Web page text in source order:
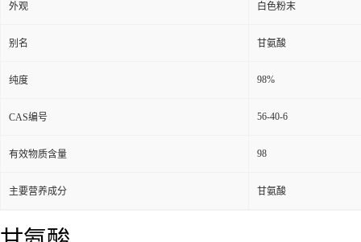
外观 白色粉末
别名 甘氨酸
纯度 98%
CAS编号 56-40-6
有效物质含量 98
主要营养成分 甘氨酸